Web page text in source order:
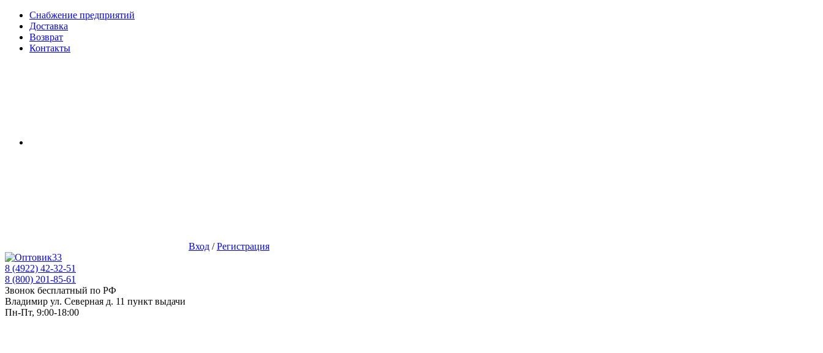
Снабжение предприятий
Доставка
Возврат
Контакты
Вход /Регистрация
8 (4922) 42-32-51
8 (800) 201-85-61
Звонок бесплатный по РФ
Владимир ул. Северная д. 11 пункт выдачи
Пн-Пт, 9:00-18:00